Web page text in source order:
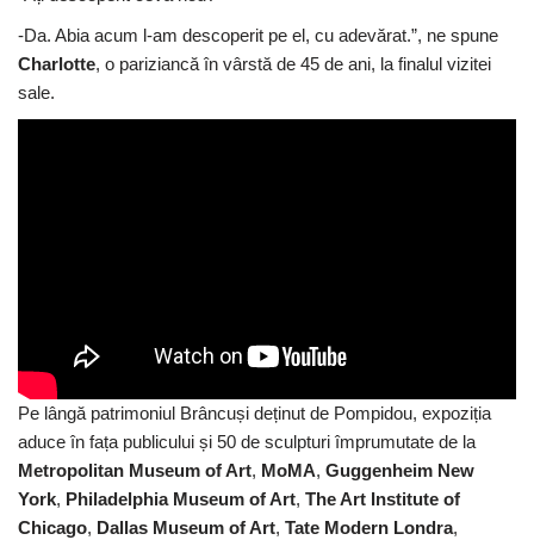
-Da. Abia acum l-am descoperit pe el, cu adevărat.”, ne spune
Charlotte, o pariziancă în vârstă de 45 de ani, la finalul vizitei
sale.
Pe lângă patrimoniul Brâncuși deținut de Pompidou, expoziția
aduce în fața publicului și 50 de sculpturi împrumutate de la
Metropolitan Museum of Art, MoMA, Guggenheim New
York, Philadelphia Museum of Art, The Art Institute of
Chicago, Dallas Museum of Art, Tate Modern Londra,